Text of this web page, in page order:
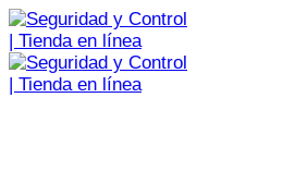
Saltar
al
contenido